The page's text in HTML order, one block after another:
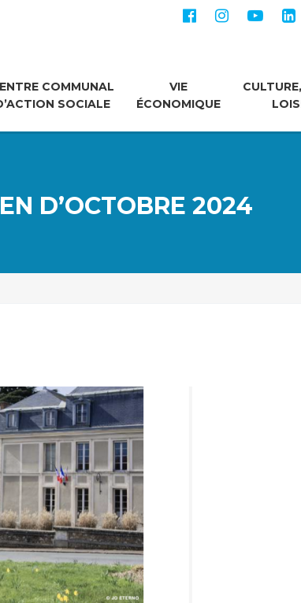
COMMUNAL
SOCIALE
VIE
ÉCONOMIQUE
D’OCTOBRE 2024